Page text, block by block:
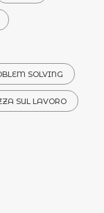
SOLVING
SUL LAVORO